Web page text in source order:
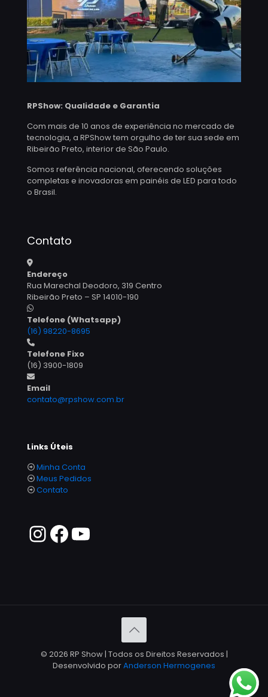
RPShow: Qualidade e Garantia
Com mais de 10 anos de experiência no mercado de
tecnologia, a RPShow tem orgulho de ter sua sede em
Ribeirão Preto, interior de São Paulo.
Somos referência nacional, oferecendo soluções
completas e inovadoras em painéis de LED para todo
o Brasil.
Contato
Endereço
Rua Marechal Deodoro, 319 Centro
Ribeirão Preto – SP 14010-190
Telefone (Whatsapp)
(16) 98220-8695
Telefone Fixo
(16) 3900-1809
Email
contato@rpshow.com.br
Links Úteis
Minha Conta
Meus Pedidos
Contato
© 2026 RP Show | Todos os Direitos Reservados |
Desenvolvido porAnderson Hermogenes